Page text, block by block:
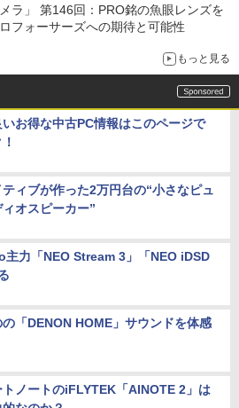
ラ」 第146回：PRO銘の魚眼レンズを
フォーサーズへの期待と可能性
もっと見る
お得な中古PC情報はこのページで
ィブが作った2万円台の“小さなピュ
オスピーカー”
力「NEO Stream 3」「NEO iDSD
「DENON HOME」サウンドを体感
ノートのiFLYTEK「AINOTE 2」は